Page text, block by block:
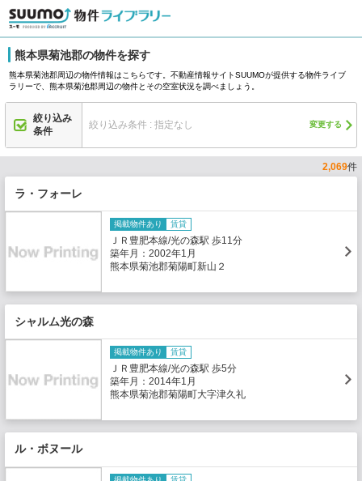
熊本県菊池郡の物件を探す
熊本県菊池郡周辺の物件情報はこちらです。不動産情報サイトSUUMOが提供する物件ライブ
ラリーで、熊本県菊池郡周辺の物件とその空室状況を調べましょう。
絞り込み
条件
絞り込み条件 : 指定なし 変更する
2,069件
ラ・フォーレ
掲載物件あり 賃貸
ＪＲ豊肥本線/光の森駅 歩11分
築年月：2002年1月
熊本県菊池郡菊陽町新山２
シャルム光の森
掲載物件あり 賃貸
ＪＲ豊肥本線/光の森駅 歩5分
築年月：2014年1月
熊本県菊池郡菊陽町大字津久礼
ル・ボヌール